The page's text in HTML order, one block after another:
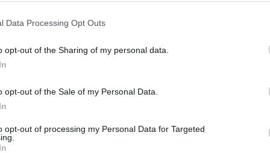
Data Processing Opt Outs
opt-out of the Sharing of my personal data.
opt-out of the Sale of my Personal Data.
opt-out of processing my Personal Data for Targeted
στην πιο σημαντική συνέντευξη της ζωής τους